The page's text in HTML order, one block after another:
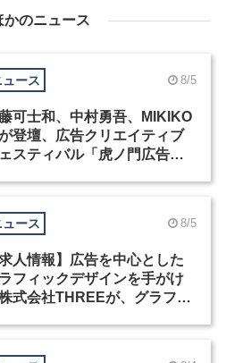
かのニュース
ュース 8/5
可士和、中村勇吾、MIKIKO
登壇、広告クリエイティブ
スティバル「虎ノ門広告
ュース 8/5
求人情報】広告を中心とした
フィックデザインを手がけ
式会社THREEが、グラフィ